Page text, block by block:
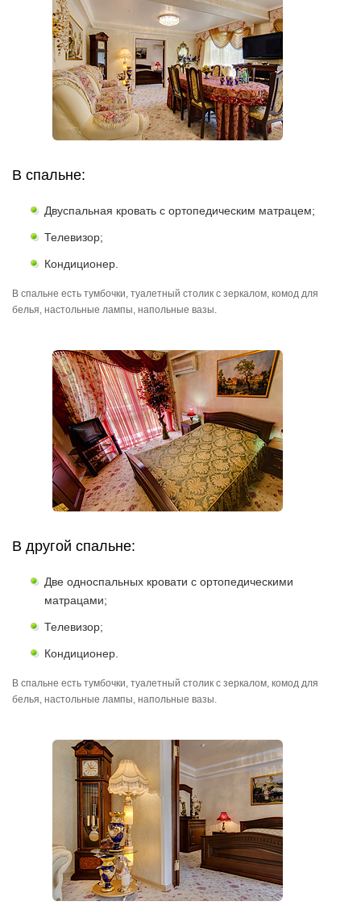
В спальне:
Двуспальная кровать с ортопедическим матрацем;
Телевизор;
Кондиционер.
В спальне есть тумбочки, туалетный столик с зеркалом, комод для
белья, настольные лампы, напольные вазы.
В другой спальне:
Две односпальных кровати с ортопедическими
матрацами;
Телевизор;
Кондиционер.
В спальне есть тумбочки, туалетный столик с зеркалом, комод для
белья, настольные лампы, напольные вазы.